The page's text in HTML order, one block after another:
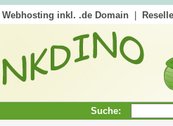
Webhosting inkl. .de Domain
Suche: